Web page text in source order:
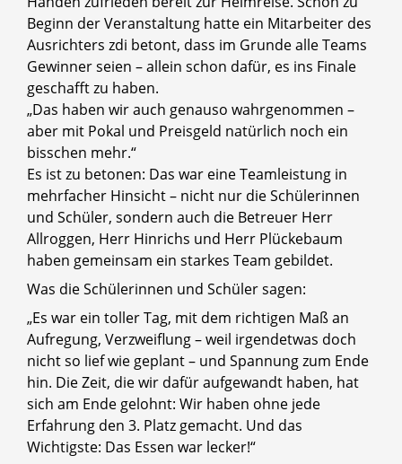
Beginn der Veranstaltung hatte ein Mitarbeiter des
Ausrichters zdi betont, dass im Grunde alle Teams
Gewinner seien – allein schon dafür, es ins Finale
geschafft zu haben.
„Das haben wir auch genauso wahrgenommen –
aber mit Pokal und Preisgeld natürlich noch ein
bisschen mehr.“
Es ist zu betonen: Das war eine Teamleistung in
mehrfacher Hinsicht – nicht nur die Schülerinnen
und Schüler, sondern auch die Betreuer Herr
Allroggen, Herr Hinrichs und Herr Plückebaum
haben gemeinsam ein starkes Team gebildet.
Was die Schülerinnen und Schüler sagen:
„Es war ein toller Tag, mit dem richtigen Maß an
Aufregung, Verzweiflung – weil irgendetwas doch
nicht so lief wie geplant – und Spannung zum Ende
hin. Die Zeit, die wir dafür aufgewandt haben, hat
sich am Ende gelohnt: Wir haben ohne jede
Erfahrung den 3. Platz gemacht. Und das
Wichtigste: Das Essen war lecker!“